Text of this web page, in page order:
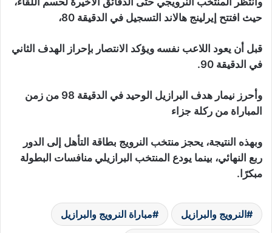
حيث افتتح إيرلينج هالاند التسجيل في الدقيقة 80،
قبل أن يعود اللاعب نفسه ويؤكد الانتصار بإحراز الهدف الثاني
في الدقيقة 90.
وأحرز نيمار هدف البرازيل الوحيد في الدقيقة 98 من زمن
المباراة من ركلة جزاء
وبهذه النتيجة، يحجز منتخب النرويج بطاقة التأهل إلى الدور
ربع النهائي، بينما يودع المنتخب البرازيلي منافسات البطولة
مبكرًا.
النرويج والبرازيل مباراة النرويج والبرازيل